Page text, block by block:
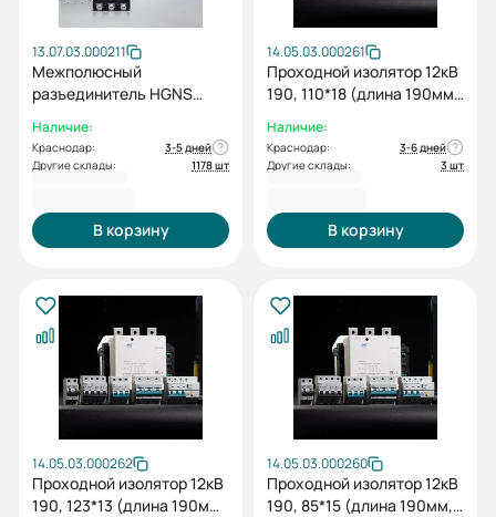
13.07.03.000211
Межполюсный
разъединитель HGNS
HGN/HGS_UAN/UAS
Наличие:
Краснодар:
3-5 дней
Другие склады:
1178 шт
В корзину
14.05.03.000261
Проходной изолятор 12кВ
190, 110*18 (длина 190мм,
отверстия 110*18)
Наличие:
Краснодар:
3-6 дней
Другие склады:
3 шт
В корзину
14.05.03.000262
Проходной изолятор 12кВ
190, 123*13 (длина 190мм,
14.05.03.000260
Проходной изолятор 12кВ
190, 85*15 (длина 190мм,